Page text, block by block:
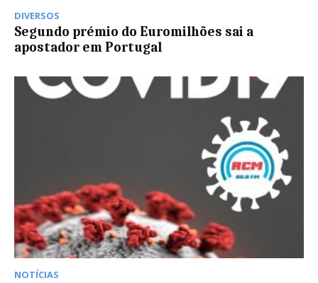
DIVERSOS
Segundo prémio do Euromilhões sai a
apostador em Portugal
NOTÍCIAS